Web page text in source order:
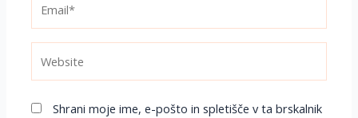
Shrani moje ime, e-pošto in spletišče v ta brskalnik